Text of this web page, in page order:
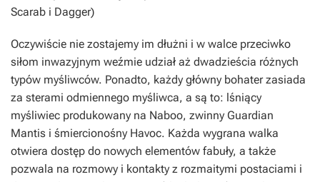
Scarab i Dagger)
Oczywiście nie zostajemy im dłużni i w walce przeciwko
siłom inwazyjnym weźmie udział aż dwadzieścia różnych
typów myśliwców. Ponadto, każdy główny bohater zasiada
za sterami odmiennego myśliwca, a są to: lśniący
myśliwiec produkowany na Naboo, zwinny Guardian
Mantis i śmiercionośny Havoc. Każda wygrana walka
otwiera dostęp do nowych elementów fabuły, a także
pozwala na rozmowy i kontakty z rozmaitymi postaciami i